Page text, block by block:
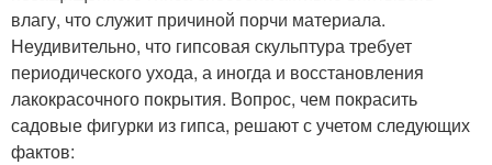
влагу, что служит причиной порчи материала.
Неудивительно, что гипсовая скульптура требует
периодического ухода, а иногда и восстановления
лакокрасочного покрытия. Вопрос, чем покрасить
садовые фигурки из гипса, решают с учетом следующих
фактов: